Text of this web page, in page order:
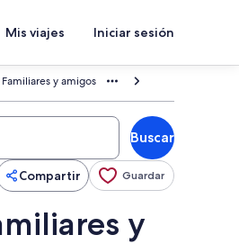
Mis viajes Iniciar sesión
y amigos
Buscar
Compartir Guardar
y